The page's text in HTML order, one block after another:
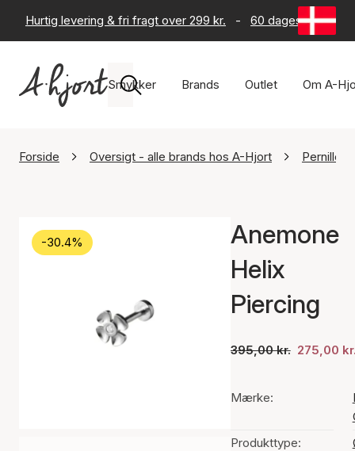
Hurtig levering & fri fragt over 299 kr. - 60 dages returret
Smykker Brands Outlet Om A-
Forside Oversigt - alle brands hos A-Hjort Pernille
-30.4%
Anemone
Helix
Piercing
395,00 kr. 275,00
Mærke:
Produkttype: